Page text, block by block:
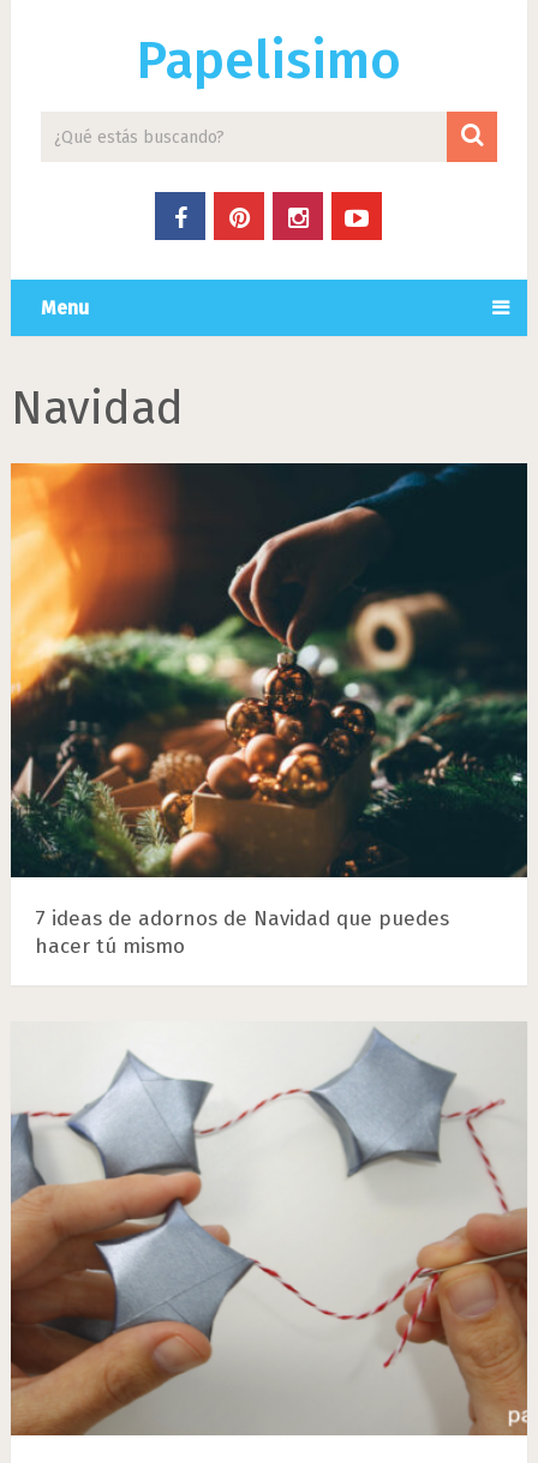
Papelisimo
Menu
Navidad
7 ideas de adornos de Navidad que puedes
hacer tú mismo